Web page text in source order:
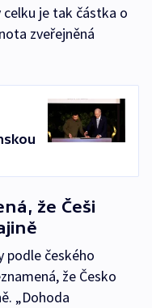
je tak částka o
zveřejněná
že Češi
podle českého
že Česko
„Dohoda